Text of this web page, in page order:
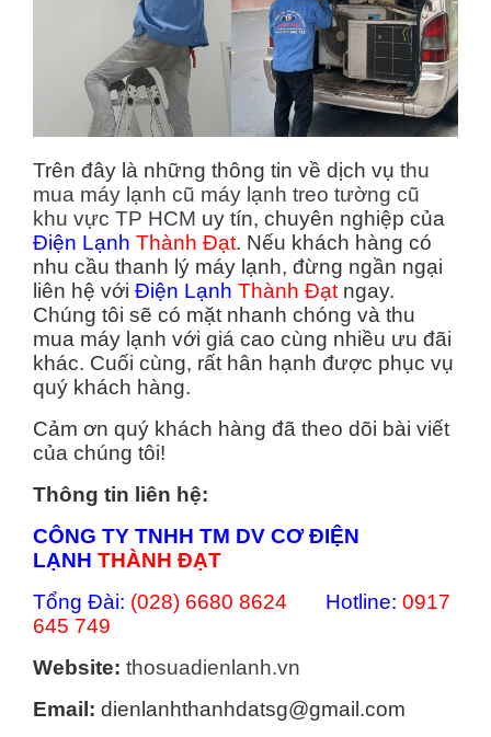
Trên đây là những thông tin về dịch vụ thu
mua máy lạnh cũ máy lạnh treo tường cũ
khu vực TP HCM uy tín, chuyên nghiệp của
Điện Lạnh Thành Đạt. Nếu khách hàng có
nhu cầu thanh lý máy lạnh, đừng ngần ngại
liên hệ với Điện Lạnh Thành Đạt ngay.
Chúng tôi sẽ có mặt nhanh chóng và thu
mua máy lạnh với giá cao cùng nhiều ưu đãi
khác. Cuối cùng, rất hân hạnh được phục vụ
quý khách hàng.
Cảm ơn quý khách hàng đã theo dõi bài viết
của chúng tôi!
Thông tin liên hệ:
CÔNG TY TNHH TM DV CƠ ĐIỆN
LẠNH THÀNH ĐẠT
Tổng Đài: (028) 6680 8624 Hotline: 0917
645 749
Website: thosuadienlanh.vn
Email: dienlanhthanhdatsg@gmail.com